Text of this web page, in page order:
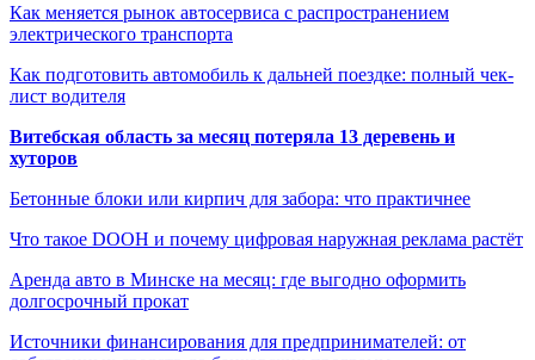
Как меняется рынок автосервиса с распространением
электрического транспорта
Как подготовить автомобиль к дальней поездке: полный чек-
лист водителя
Витебская область за месяц потеряла 13 деревень и
хуторов
Бетонные блоки или кирпич для забора: что практичнее
Что такое DOOH и почему цифровая наружная реклама растёт
Аренда авто в Минске на месяц: где выгодно оформить
долгосрочный прокат
Источники финансирования для предпринимателей: от